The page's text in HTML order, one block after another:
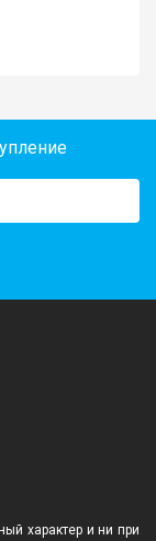
характер и ни при